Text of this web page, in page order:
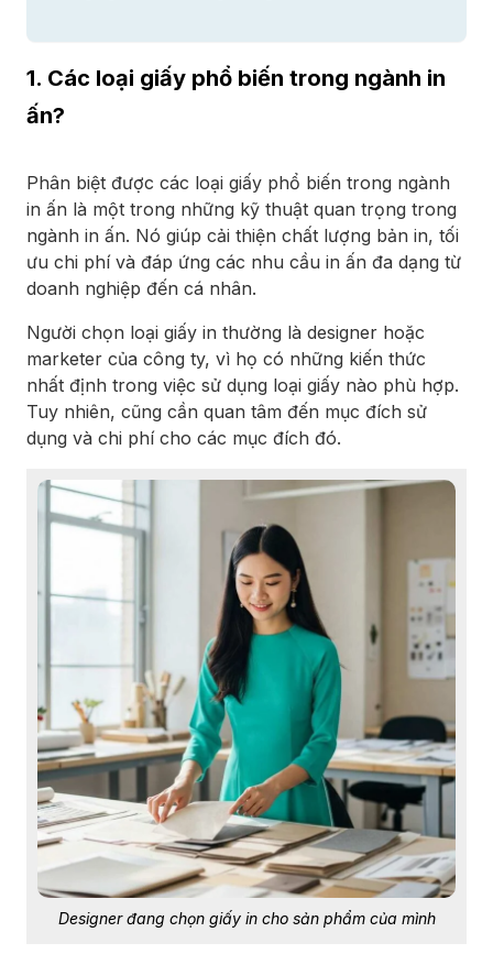
1. Các loại giấy phổ biến trong ngành in
ấn?
Phân biệt được các loại giấy phổ biến trong ngành
in ấn là một trong những kỹ thuật quan trọng trong
ngành in ấn. Nó giúp cải thiện chất lượng bản in, tối
ưu chi phí và đáp ứng các nhu cầu in ấn đa dạng từ
doanh nghiệp đến cá nhân.
Người chọn loại giấy in thường là designer hoặc
marketer của công ty, vì họ có những kiến thức
nhất định trong việc sử dụng loại giấy nào phù hợp.
Tuy nhiên, cũng cần quan tâm đến mục đích sử
dụng và chi phí cho các mục đích đó.
Designer đang chọn giấy in cho sản phẩm của mình